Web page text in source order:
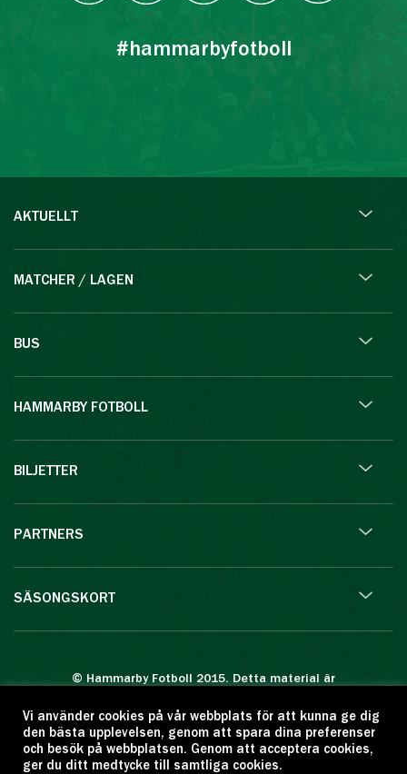
#hammarbyfotboll
AKTUELLT
MATCHER / LAGEN
BUS
HAMMARBY FOTBOLL
BILJETTER
PARTNERS
SÄSONGSKORT
© Hammarby Fotboll 2015. Detta material är
Eftertryck eller annan kopiering är förbjuden.
Citera oss gärna men ange källan:
www.hammarbyfotboll.se. Ansvarig utgivare:
Vi använder cookies på vår webbplats för att kunna ge dig
den bästa upplevelsen, genom att spara dina preferenser
och besök på webbplatsen. Genom att acceptera cookies,
ger du ditt medtycke till samtliga cookies.